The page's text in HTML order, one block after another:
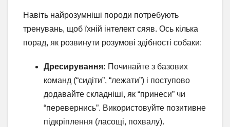
Навіть найрозумніші породи потребують
тренувань, щоб їхній інтелект сяяв. Ось кілька
порад, як розвинути розумові здібності собаки:
Дресирування: Починайте з базових
команд (“сидіти”, “лежати”) і поступово
додавайте складніші, як “принеси” чи
“перевернись”. Використовуйте позитивне
підкріплення (ласощі, похвалу).